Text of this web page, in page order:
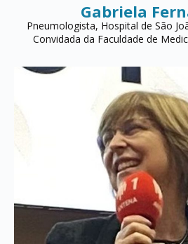
Gabriela
Pneumologista, Hospital de São
Convidada da Faculdade de